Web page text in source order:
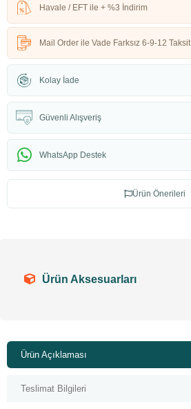
Havale / EFT ile + %3 İndirim
Mail Order ile Vade Farksız 6-9-12 Taksit
Kolay İade
Güvenli Alışveriş
WhatsApp Destek
Ürün Önerileri
Ürün Aksesuarları
Ürün Açıklaması
Teslimat Bilgileri